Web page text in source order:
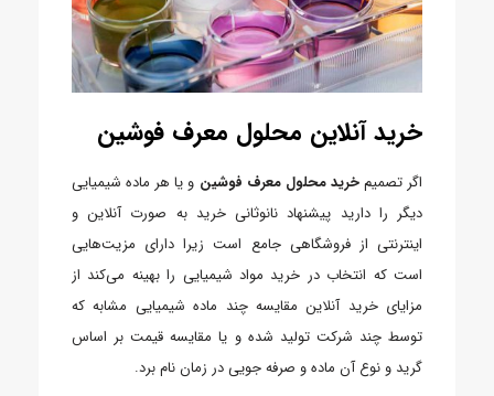
خرید آنلاین محلول معرف فوشین
اگر تصمیمخرید محلول معرف فوشین و یا هر ماده شیمیایی
دیگر را دارید پیشنهاد نانوثانی خرید به صورت آنلاین و
اینترنتی از فروشگاهی جامع است زیرا دارای مزیت‌هایی
است که انتخاب در خرید مواد شیمیایی را بهینه می‌کند از
مزایای خرید آنلاین مقایسه چند ماده شیمیایی مشابه که
توسط چند شرکت تولید شده و یا مقایسه قیمت بر اساس
گرید و نوع آن ماده و صرفه جویی در زمان نام برد.